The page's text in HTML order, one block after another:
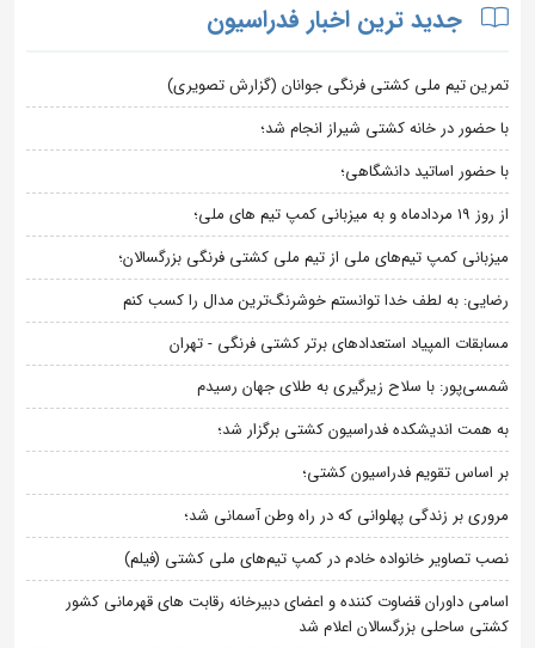
جدید ترین اخبار فدراسیون
تمرین تیم ملی کشتی فرنگی جوانان (گزارش تصویری)
با حضور در خانه کشتی شیراز انجام شد؛
با حضور اساتید دانشگاهی؛
از روز 19 مردادماه و به میزبانی کمپ تیم های ملی؛
میزبانی کمپ تیم‌های ملی از تیم ملی کشتی فرنگی بزرگسالان؛
رضایی: به لطف خدا توانستم خوشرنگ‌ترین مدال را کسب کنم
مسابقات المپیاد استعدادهای برتر کشتی فرنگی - تهران
شمسی‌پور: با سلاح زیرگیری به طلای جهان رسیدم
به همت اندیشکده فدراسیون کشتی برگزار شد؛
بر اساس تقویم فدراسیون کشتی؛
مروری بر زندگی پهلوانی که در راه وطن آسمانی شد؛
نصب تصاویر خانواده خادم در کمپ تیم‌های ملی کشتی (فیلم)
اسامی داوران قضاوت کننده و اعضای دبیرخانه رقابت های قهرمانی کشور
کشتی ساحلی بزرگسالان اعلام شد